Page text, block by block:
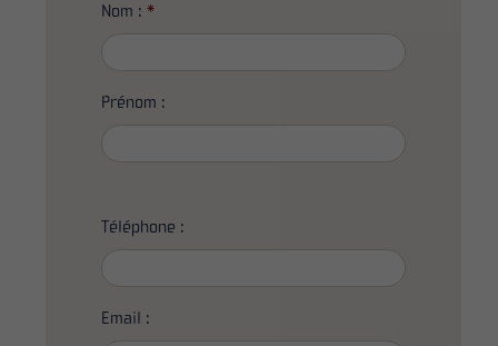
Nom : *
Prénom :
Téléphone :
Email :